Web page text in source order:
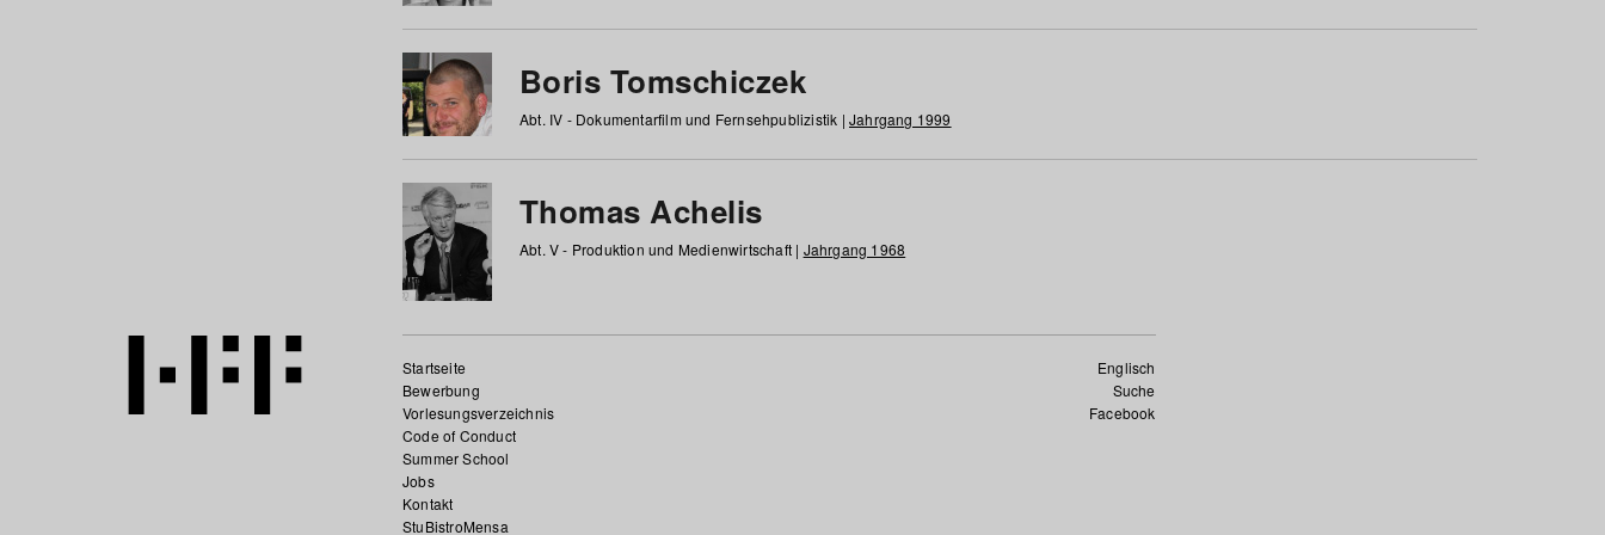
Boris Tomschiczek
Abt. IV - Dokumentarfilm und Fernsehpublizistik | Jahrgang 1999
Thomas Achelis
Abt. V - Produktion und Medienwirtschaft | Jahrgang 1968
Englisch
Suche
Facebook
Startseite
Bewerbung
Vorlesungsverzeichnis
Code of Conduct
Summer School
Jobs
Kontakt
StuBistroMensa